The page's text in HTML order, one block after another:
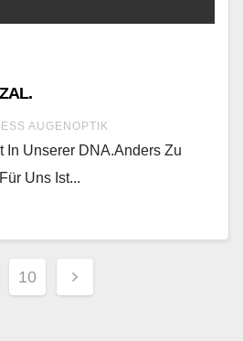
AUGENOPTIK
In Unserer DNA.Anders Zu
Uns Ist...
10